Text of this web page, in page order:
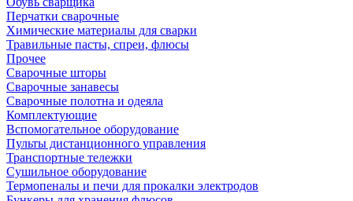
Перчатки сварочные
Химические материалы для сварки
Травильные пасты, спреи, флюсы
Прочее
Сварочные шторы
Сварочные занавесы
Сварочные полотна и одеяла
Комплектующие
Вспомогательное оборудование
Пульты дистанционного управления
Транспортные тележки
Сушильное оборудование
Термопеналы и печи для прокалки электродов